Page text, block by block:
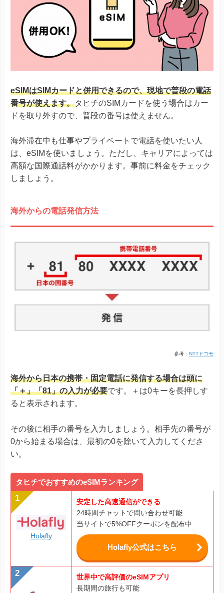
eSIMはSIMカードと併用できるので、現地で普段の電話
番号が使えます。タヒチのSIMカードを使う場合はカー
ドを取り外すので、普段の番号は使えません。
海外滞在中も仕事やプライベートで電話を使いたい人
は、eSIMを使いましょう。ただし、キャリアによっては
高額な国際通話料がかかります。事前に料金をチェック
しましょう。
海外からの電話発信方法
参考： NTTドコモ
海外から日本の携帯・固定電話に発信する場合は頭に
「＋」「81」の入力が必要です。＋は0キーを長押しす
ると表示されます。
その後に相手の番号を入力しましょう。相手先の番号が
0から始まる場合は、最初の0を除いて入力してくださ
い。
タヒチでおすすめのeSIMランキング
Holafly
安定した高速通信ができる
24時間チャットで問い合わせ可能
当サイトで5%OFFクーポンを配布中
Holafly公式はこちら
世界中で高評価のeSIMアプリ
長期間の旅行も可能